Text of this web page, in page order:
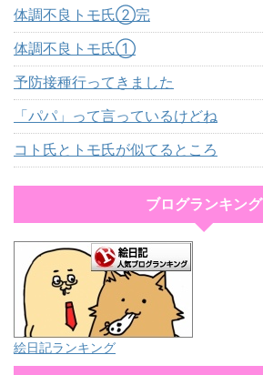
体調不良トモ氏②完
体調不良トモ氏①
予防接種行ってきました
「パパ」って言っているけどね
コト氏とトモ氏が似てるところ
ブログランキング
絵日記ランキング